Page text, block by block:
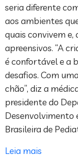
seria diferente
aos ambientes
quais convivem
apreensivos. “A
é confortável e a
desafios. Com
chão”, diz a
presidente do
Desenvolvimento
Brasileira de
Leia mais